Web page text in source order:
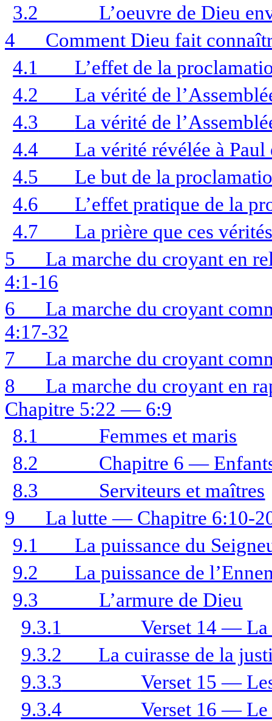
3.2
L’oeuvre de Dieu
4
Comment Dieu fait
4.1
L’effet de la
4.2
La vérité de
4.3
La vérité de
4.4
La vérité révélée à
4.5
Le but de la
4.6
L’effet pratique de la
4.7
La prière que ces
5
La marche du croyant en
4:1-16
6
La marche du croyant
4:17-32
7
La marche du croyant
8
La marche du croyant en
Chapitre 5:22 — 6:9
8.1
Femmes et maris
8.2
Chapitre 6 —
8.3
Serviteurs et maîtres
9
La lutte — Chapitre 6:10-
9.1
La puissance du
9.2
La puissance de
9.3
L’armure de Dieu
9.3.1
Verset 14 — La
9.3.2
La cuirasse de la
9.3.3
Verset 15 —
9.3.4
Verset 16 —